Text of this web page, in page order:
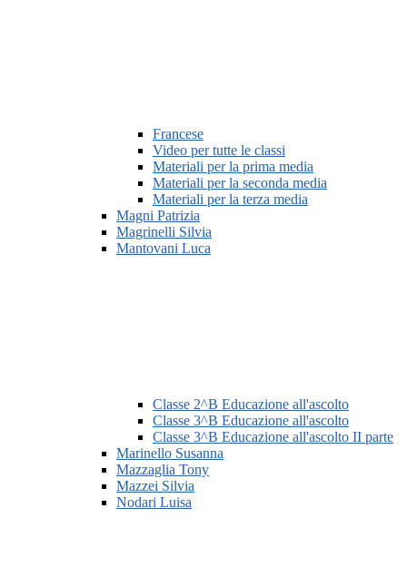
Francese
Video per tutte le classi
Materiali per la prima media
Materiali per la seconda media
Materiali per la terza media
Magni Patrizia
Magrinelli Silvia
Mantovani Luca
Classe 2^B Educazione all'ascolto
Classe 3^B Educazione all'ascolto
Classe 3^B Educazione all'ascolto II parte
Marinello Susanna
Mazzaglia Tony
Mazzei Silvia
Nodari Luisa